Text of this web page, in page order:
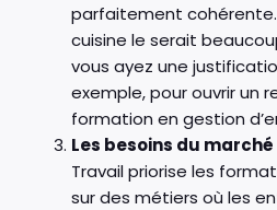
parfaitement
cuisine le serait
vous ayez une
exemple, pour ouvrir un
formation en gestion
Les besoins du
Travail priorise les
sur des métiers où les